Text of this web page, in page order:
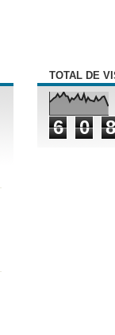
TOTAL DE
6 0 8